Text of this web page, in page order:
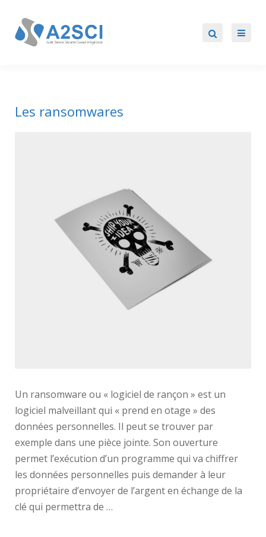
Les ransomwares
Un ransomware ou « logiciel de rançon » est un
logiciel malveillant qui « prend en otage » des
données personnelles. Il peut se trouver par
exemple dans une pièce jointe. Son ouverture
permet l’exécution d’un programme qui va chiffrer
les données personnelles puis demander à leur
propriétaire d’envoyer de l’argent en échange de la
clé qui permettra de …